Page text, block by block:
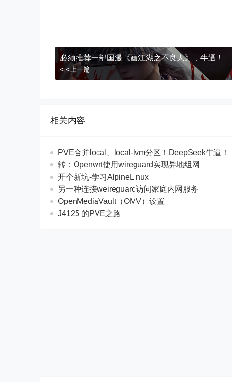
必须推荐一部国漫《画江湖之不良人》，牛逼！
< <上一篇
相关内容
PVE合并local、local-lvm分区！DeepSeek牛逼！
转：Openwrt使用wireguard实现异地组网
开个新坑-学习AlpineLinux
另一种连接weireguard访问家庭内网服务
OpenMediaVault（OMV）设置
J4125 的PVE之路